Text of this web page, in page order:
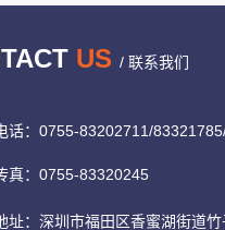
US / 联系我们
话：0755-83202711/
真：0755-83320245
址：深圳市福田区香蜜湖街道